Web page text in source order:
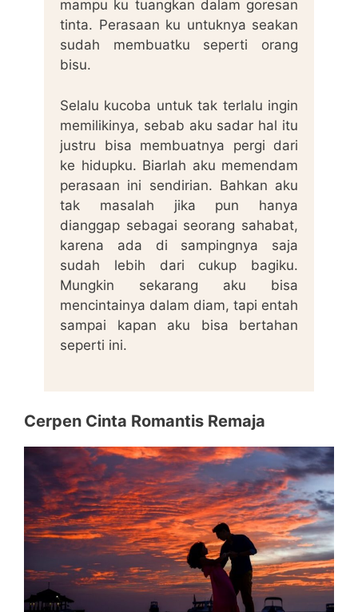
mampu ku tuangkan dalam goresan
tinta. Perasaan ku untuknya seakan
sudah membuatku seperti orang
bisu.
Selalu kucoba untuk tak terlalu ingin
memilikinya, sebab aku sadar hal itu
justru bisa membuatnya pergi dari
ke hidupku. Biarlah aku memendam
perasaan ini sendirian. Bahkan aku
tak masalah jika pun hanya
dianggap sebagai seorang sahabat,
karena ada di sampingnya saja
sudah lebih dari cukup bagiku.
Mungkin sekarang aku bisa
mencintainya dalam diam, tapi entah
sampai kapan aku bisa bertahan
seperti ini.
Cerpen Cinta Romantis Remaja